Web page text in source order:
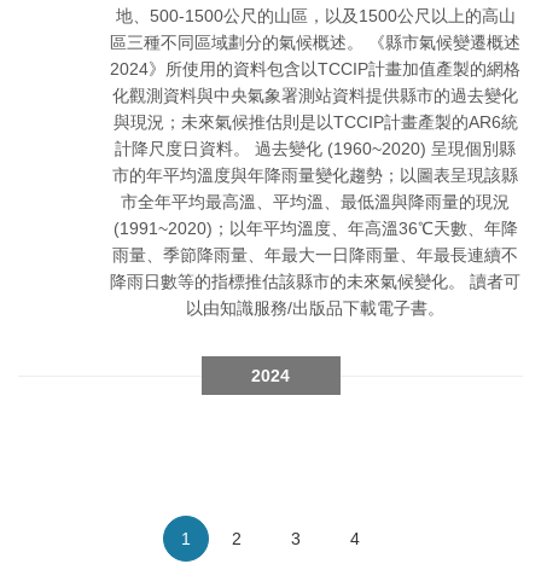
2024
地、500-1500公尺的山區，以及1500公尺以上的高山
區三種不同區域劃分的氣候概述。 《縣市氣候變遷概述
2024》所使用的資料包含以TCCIP計畫加值產製的網格
化觀測資料與中央氣象署測站資料提供縣市的過去變化
與現況；未來氣候推估則是以TCCIP計畫產製的AR6統
計降尺度日資料。 過去變化 (1960~2020) 呈現個別縣
市的年平均溫度與年降雨量變化趨勢；以圖表呈現該縣
市全年平均最高溫、平均溫、最低溫與降雨量的現況
(1991~2020)；以年平均溫度、年高溫36℃天數、年降
雨量、季節降雨量、年最大一日降雨量、年最長連續不
降雨日數等的指標推估該縣市的未來氣候變化。 讀者可
以由知識服務/出版品下載電子書。
1 2 3 4